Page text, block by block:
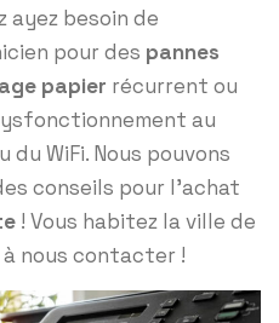
ayez besoin de
pour des pannes
papier récurrent ou
au
du WiFi. Nous pouvons
conseils pour l’achat
! Vous habitez la ville de
à nous contacter !